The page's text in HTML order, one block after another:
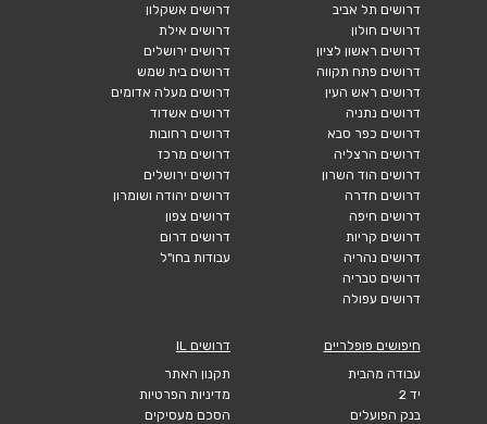
דרושים תל אביב
דרושים חולון
דרושים ראשון לציון
דרושים פתח תקווה
דרושים ראש העין
דרושים נתניה
דרושים כפר סבא
דרושים הרצליה
דרושים הוד השרון
דרושים חדרה
דרושים חיפה
דרושים קריות
דרושים נהריה
דרושים טבריה
דרושים עפולה
דרושים אשקלון
דרושים אילת
דרושים ירושלים
דרושים בית שמש
דרושים מעלה אדומים
דרושים אשדוד
דרושים רחובות
דרושים מרכז
דרושים ירושלים
דרושים יהודה ושומרון
דרושים צפון
דרושים דרום
עבודות בחו"ל
חיפושים פופלריים
עבודה מהבית
יד 2
בנק הפועלים
דרושים IL
תקנון האתר
מדיניות הפרטיות
הסכם מעסיקים